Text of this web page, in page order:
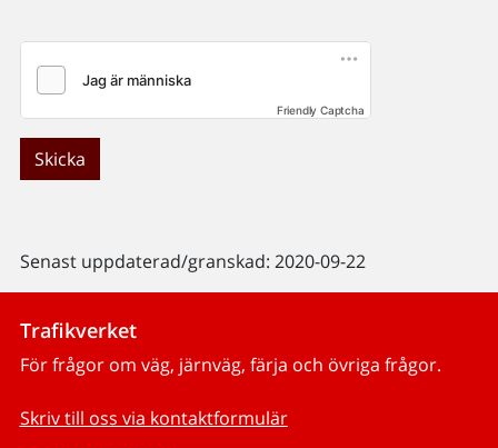
Friendly Captcha
Skicka
Senast uppdaterad/granskad: 2020-09-22
Trafikverket
För frågor om väg, järnväg, färja och övriga frågor.
Skriv till oss via kontaktformulär